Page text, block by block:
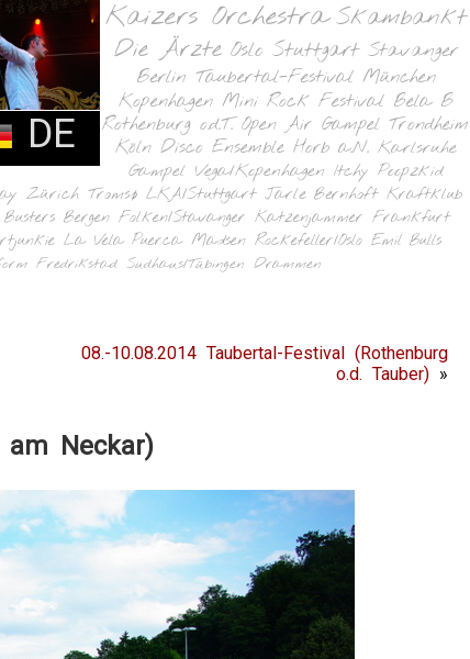
DE
Kaizers Orchestra Skambankt
Die Ärzte Oslo Stuttgart Stavanger
Berlin Taubertal-Festival München
Kopenhagen Mini Rock Festival Bela B
Rothenburg o.d.T. Open Air Gampel Trondheim
Köln Disco Ensemble Horb a.N. Karlsruhe
Gampel Vega/Kopenhagen Itchy Poopzkid
Zürich Tromsø LKA/Stuttgart Jarle Bernhoft Kraftklub
Bergen Folken/Stavanger Katzenjammer Frankfurt
La Vela Puerca Madsen Rockefeller/Oslo Emil Bulls
Fredrikstad Sudhaus/Tübingen Drammen
08.-10.08.2014 Taubertal-Festival (Rothenburg
o.d. Tauber) »
am Neckar)